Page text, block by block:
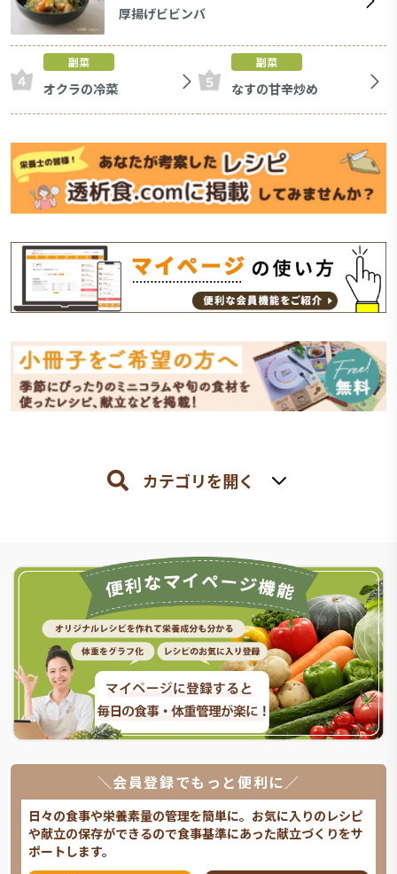
厚揚げビビンバ
副菜
オクラの冷菜
副菜
なすの甘辛炒め
カテゴリを開く
＼会員登録でもっと便利に／
日々の食事や栄養素量の管理を簡単に。お気に入りのレシピ
や献立の保存ができるので食事基準にあった献立づくりをサ
ポートします。